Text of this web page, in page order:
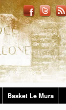
Basket Le Mura